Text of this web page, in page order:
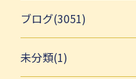
ブログ(3051)
未分類(1)